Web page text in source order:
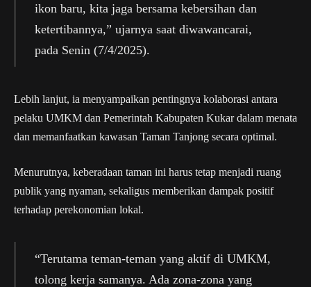
ikon baru, kita jaga bersama kebersihan dan
ketertibannya,” ujarnya saat diwawancarai,
pada Senin (7/4/2025).
Lebih lanjut, ia menyampaikan pentingnya kolaborasi antara
pelaku UMKM dan Pemerintah Kabupaten Kukar dalam menata
dan memanfaatkan kawasan Taman Tanjong secara optimal.
Menurutnya, keberadaan taman ini harus tetap menjadi ruang
publik yang nyaman, sekaligus memberikan dampak positif
terhadap perekonomian lokal.
“Terutama teman-teman yang aktif di UMKM,
tolong kerja samanya. Ada zona-zona yang